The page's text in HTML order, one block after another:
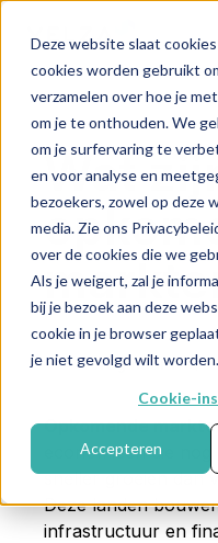
Deze website slaat
cookies worden gebruikt
verzamelen over hoe je
om je te onthouden. We
om je surfervaring te
en voor analyse en
bezoekers, zowel op deze
media. Zie ons
over de cookies die we
Als je weigert, zal je
bij je bezoek aan deze
cookie in je browser
je niet gevolgd wilt worden.
Cookie-
Accepteren
Wat
← Terug naar FAQ
Opkomende
economieën die
sneller groeien dan
Deze landen
infrastructuur en